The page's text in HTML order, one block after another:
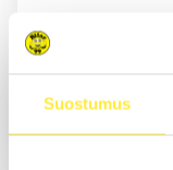
Suostumus